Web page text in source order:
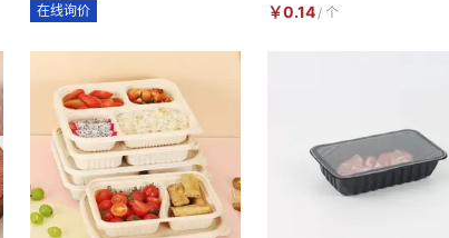
在线询价 ￥0.14 / 个